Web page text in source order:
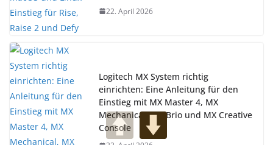
22. April 2026
Logitech MX System richtig
einrichten: Eine Anleitung für den
Einstieg mit MX Master 4, MX
Mechanical, MX Brio und MX Creative
Console